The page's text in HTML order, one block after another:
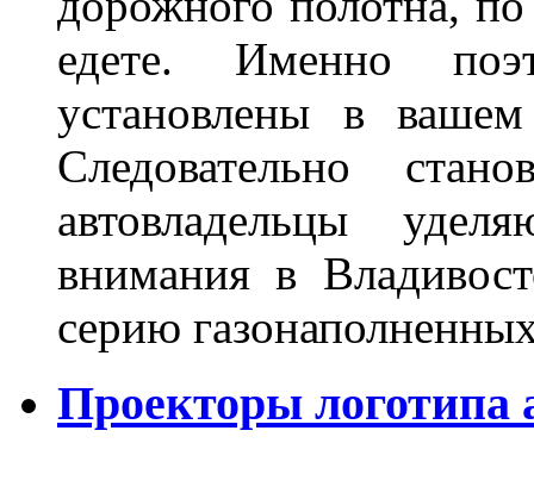
едете. Именно
установлены в
Следовательно
автовладельцы
внимания в
серию
Проекторы логотипа